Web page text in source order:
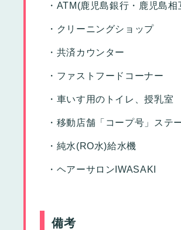
ATM(鹿児島銀行・鹿児島相
クリーニングショップ
共済カウンター
ファストフードコーナー
車いす用のトイレ、授乳室
移動店舗「コープ号」ステ
純水(RO水)給水機
ヘアーサロンIWASAKI
備考